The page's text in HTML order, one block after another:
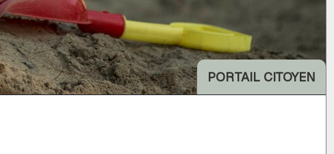
PORTAIL CITOYEN